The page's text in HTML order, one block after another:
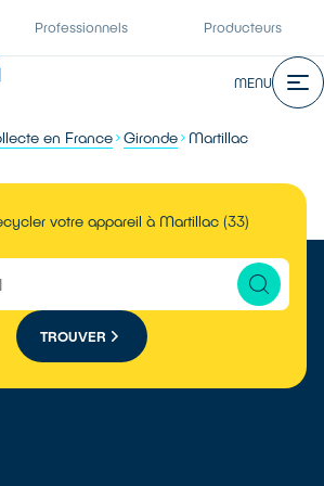
Professionnels Producteurs
MENU
en France Gironde Martillac
votre appareil à Martillac (33)
TROUVER